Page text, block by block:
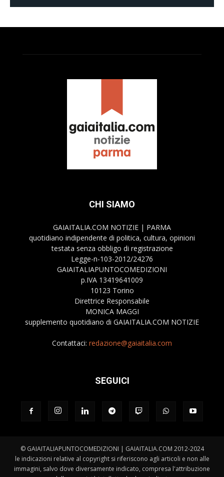
CHI SIAMO
GAIAITALIA.COM NOTIZIE | PARMA
quotidiano indipendente di politica, cultura, opinioni
testata senza obbligo di registrazione
Legge-n-103-2012/24276
GAIAITALIAPUNTOCOMEDIZIONI
p.IVA 13419641009
10123 Torino
Direttrice Responsabile
MONICA MAGGI
supplemento quotidiano di GAIAITALIA.COM NOTIZIE
Contattaci: redazione@gaiaitalia.com
SEGUICI
© GAIAITALIAPUNTOCOMEDIZIONI | GAIAITALIA.COM 2012-2024
le indicazioni relative al copyright si riferiscono agli articoli e non alle
immagini, salvo dove diversamente indicato, compresa l'attribuzione